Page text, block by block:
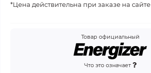
*Цена действительна при заказе на сайте
Товар официальный
Что это означает